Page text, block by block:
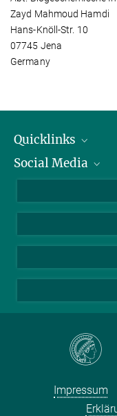
Zayd Mahmoud Hamdi
Hans-Knöll-Str. 10
07745 Jena
Germany
Quicklinks
IMPRS
Wetterstation
Social Media
BlueSky
Impressum